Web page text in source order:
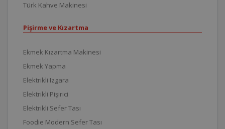
Türk Kahve Makinesi
Pişirme ve Kızartma
Ekmek Kızartma Makinesi
Ekmek Yapma
Elektrikli Izgara
Elektrikli Pişirici
Elektrikli Sefer Tası
Foodie Modern Sefer Tası